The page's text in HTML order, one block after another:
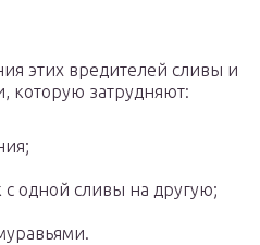
этих вредителей сливы и
которую затрудняют:
одной сливы на другую;